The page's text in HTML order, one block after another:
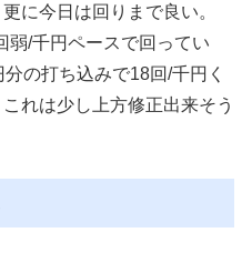
に今日は回りまで良い。
弱/千円ペースで回ってい
の打ち込みで18回/千円く
れは少し上方修正出来そう